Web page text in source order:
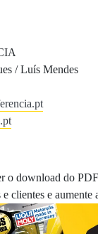
/ Luís Mendes
o download do
e clientes e aumente